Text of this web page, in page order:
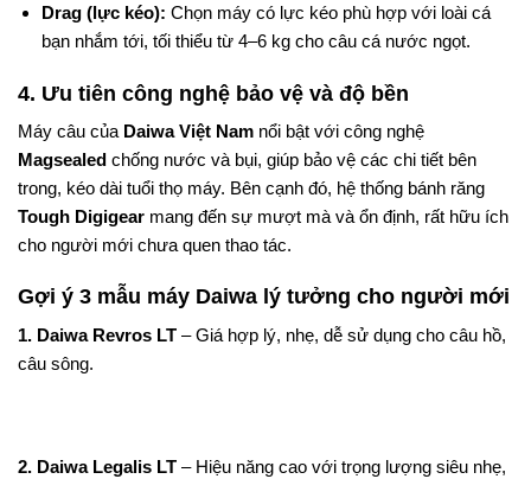
Drag (lực kéo): Chọn máy có lực kéo phù hợp với loài cá
bạn nhắm tới, tối thiểu từ 4–6 kg cho câu cá nước ngọt.
4. Ưu tiên công nghệ bảo vệ và độ bền
Máy câu của Daiwa Việt Nam nổi bật với công nghệ
Magsealed chống nước và bụi, giúp bảo vệ các chi tiết bên
trong, kéo dài tuổi thọ máy. Bên cạnh đó, hệ thống bánh răng
Tough Digigear mang đến sự mượt mà và ổn định, rất hữu ích
cho người mới chưa quen thao tác.
Gợi ý 3 mẫu máy Daiwa lý tưởng cho người mới
1. Daiwa Revros LT – Giá hợp lý, nhẹ, dễ sử dụng cho câu hồ,
câu sông.
2. Daiwa Legalis LT – Hiệu năng cao với trọng lượng siêu nhẹ,